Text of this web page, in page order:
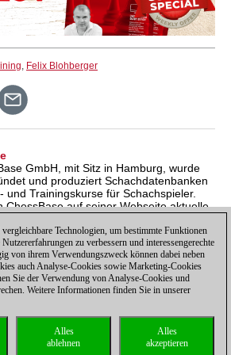
, Felix Blohberger
GmbH, mit Sitz in Hamburg, wurde
und produziert Schachdatenbanken
und Trainingskurse für Schachspieler.
ChessBase auf seiner Webseite aktuelle
und gilt weltweit als wichtigste
Kontakt| |Lizenzen
Compliance Hotline|
Technologien, um bestimmte Funktionen
zu verbessern und interessengerechte
von ihrem Verwendungszweck können dabei neben
auch Analyse-Cookies sowie Marketing-Cookies
Sie der Verwendung von Analyse-Cookies und
Weitere Informationen finden Sie in unserer
Alles
akzeptieren
Alles
ablehnen